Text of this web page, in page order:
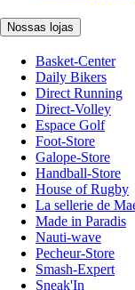
Nossas lojas
Basket-Center
Daily Bikers
Direct Running
Direct-Volley
Espace Golf
Foot-Store
Galope-Store
Handball-Store
House of Rugby
La sellerie de
Made in Paradis
Nauti-wave
Pecheur-Store
Smash-Expert
Sneak'In